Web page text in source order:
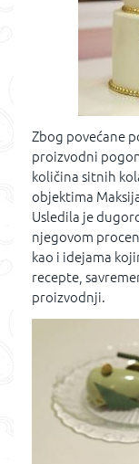
Zbog povećane
proizvodni
količina sitnih
objektima
Usledila je
njegovom
kao i idejama
recepte,
proizvodnji.